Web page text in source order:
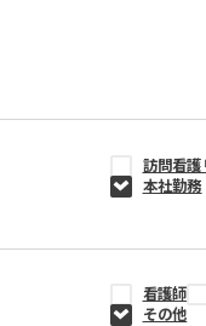
訪問看
本社勤務
看護師
その他